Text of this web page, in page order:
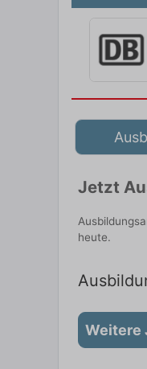
Jetzt
heute.
Weitere